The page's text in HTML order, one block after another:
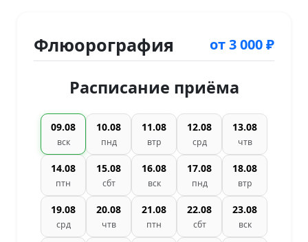
Флюорография от 3 000 ₽
Расписание приёма
09.08
вск
10.08
пнд
11.08
втр
12.08
срд
13.08
чтв
14.08
птн
15.08
сбт
16.08
вск
17.08
пнд
18.08
втр
19.08
срд
20.08
чтв
21.08
птн
22.08
сбт
23.08
вск